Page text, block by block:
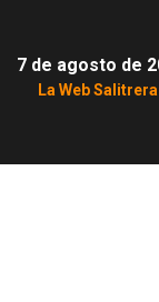
7 de agosto de
La Web